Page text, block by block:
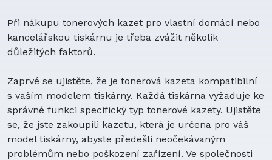
Při nákupu tonerových kazet pro vlastní domácí nebo
kancelářskou tiskárnu je třeba zvážit několik
důležitých faktorů.
Zaprvé se ujistěte, že je tonerová kazeta kompatibilní
s vaším modelem tiskárny. Každá tiskárna vyžaduje ke
správné funkci specifický typ tonerové kazety. Ujistěte
se, že jste zakoupili kazetu, která je určena pro váš
model tiskárny, abyste předešli neočekávaným
problémům nebo poškození zařízení. Ve společnosti